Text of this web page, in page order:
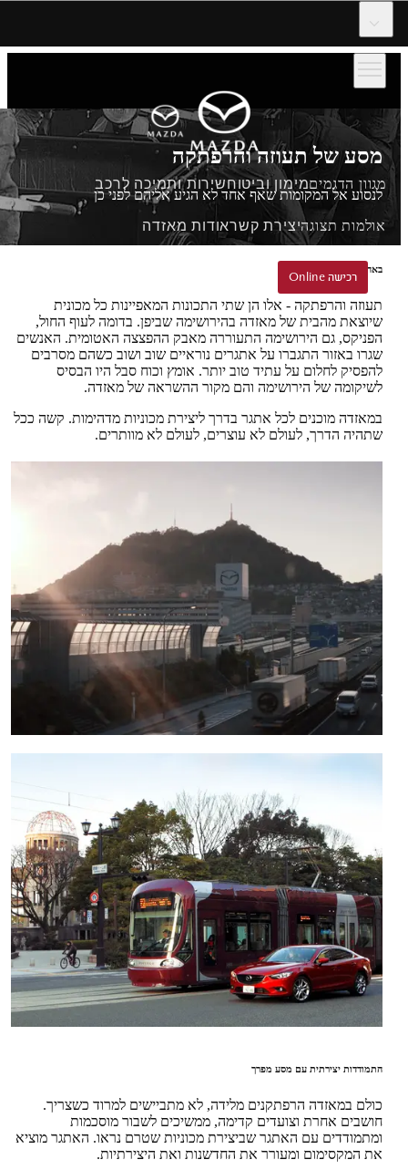
מגוון הדגמיםמימון וביטוחשירות ותמיכה לרכב
אולמות תצוגהיצירת קשראודות מאזדה
רכישה Online
מסע של תעוזה והרפתקה
לנסוע אל המקומות שאף אחד לא הגיע אליהם לפני כן
באהבה ובאומץ מהירושימה
תעוזה והרפתקה - אלו הן שתי התכונות המאפיינות כל מכונית
שיוצאת מהבית של מאזדה בהירושימה שביפן. בדומה לעוף החול,
הפניקס, גם הירושימה התעוררה מאבק ההפצצה האטומית. האנשים
שגרו באזור התגברו על אתגרים נוראיים שוב ושוב כשהם מסרבים
להפסיק לחלום על עתיד טוב יותר. אומץ וכוח סבל היו הבסיס
לשיקומה של הירושימה והם מקור ההשראה של מאזדה.
במאזדה מוכנים לכל אתגר בדרך ליצירת מכוניות מדהימות. קשה ככל
שתהיה הדרך, לעולם לא עוצרים, לעולם לא מוותרים.
התמודדות יצירתית עם מסע מפרך
כולם במאזדה הרפתקנים מלידה, לא מתביישים למרוד כשצריך.
חושבים אחרת וצועדים קדימה, ממשיכים לשבור מוסכמות
ומתמודדים עם האתגר שביצירת מכוניות שטרם נראו. האתגר מוציא
את המקסימום ומעורר את החדשנות ואת היצירתיות.